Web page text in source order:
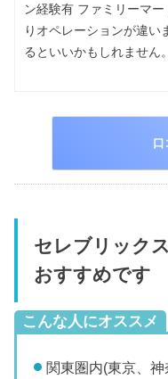
ン経験有 ファミリーマ
りオペレーションが違い
るといいかもしれません。
口
セレブリック
おすすめです
こんな人にオススメ
関東圏内(東京、